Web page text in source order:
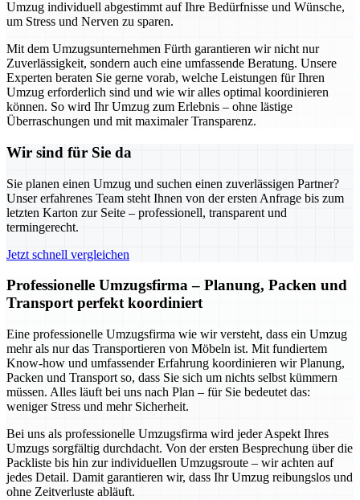
Umzug individuell abgestimmt auf Ihre Bedürfnisse und Wünsche,
um Stress und Nerven zu sparen.
Mit dem Umzugsunternehmen Fürth garantieren wir nicht nur
Zuverlässigkeit, sondern auch eine umfassende Beratung. Unsere
Experten beraten Sie gerne vorab, welche Leistungen für Ihren
Umzug erforderlich sind und wie wir alles optimal koordinieren
können. So wird Ihr Umzug zum Erlebnis – ohne lästige
Überraschungen und mit maximaler Transparenz.
Wir sind für Sie da
Sie planen einen Umzug und suchen einen zuverlässigen Partner?
Unser erfahrenes Team steht Ihnen von der ersten Anfrage bis zum
letzten Karton zur Seite – professionell, transparent und
termingerecht.
Jetzt schnell vergleichen
Professionelle Umzugsfirma – Planung, Packen und
Transport perfekt koordiniert
Eine professionelle Umzugsfirma wie wir versteht, dass ein Umzug
mehr als nur das Transportieren von Möbeln ist. Mit fundiertem
Know-how und umfassender Erfahrung koordinieren wir Planung,
Packen und Transport so, dass Sie sich um nichts selbst kümmern
müssen. Alles läuft bei uns nach Plan – für Sie bedeutet das:
weniger Stress und mehr Sicherheit.
Bei uns als professionelle Umzugsfirma wird jeder Aspekt Ihres
Umzugs sorgfältig durchdacht. Von der ersten Besprechung über die
Packliste bis hin zur individuellen Umzugsroute – wir achten auf
jedes Detail. Damit garantieren wir, dass Ihr Umzug reibungslos und
ohne Zeitverluste abläuft.